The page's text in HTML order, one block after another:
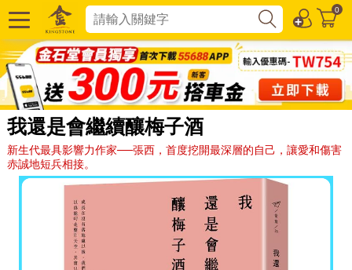
0
我還是會繼續釀梅子酒
新生代最具影響力作家──張西，首度挖開最深層的自己，讓愛和傷害
赤誠地短兵相接。